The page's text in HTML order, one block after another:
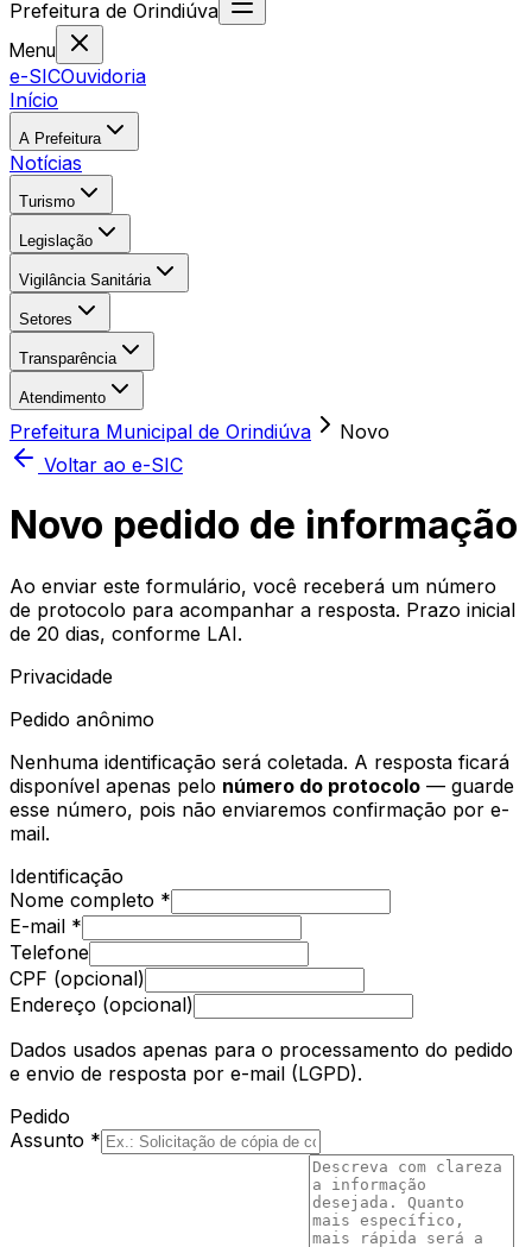
Prefeitura de Orindiúva
Menu
e-SICOuvidoria
Início
A Prefeitura
Notícias
Turismo
Legislação
Vigilância Sanitária
Setores
Transparência
Atendimento
Prefeitura Municipal de Orindiúva
Novo
Voltar ao e-SIC
Novo pedido de informação
Ao enviar este formulário, você receberá um número
de protocolo para acompanhar a resposta. Prazo inicial
de 20 dias, conforme LAI.
Privacidade
Pedido anônimo
Nenhuma identificação será coletada. A resposta ficará
disponível apenas pelo número do protocolo — guarde
esse número, pois não enviaremos confirmação por e-
mail.
Identificação
Nome completo *
E-mail *
Telefone
CPF (opcional)
Endereço (opcional)
Dados usados apenas para o processamento do pedido
e envio de resposta por e-mail (LGPD).
Pedido
Assunto *